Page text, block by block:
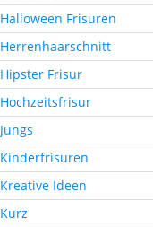
Halloween Frisuren
Herrenhaarschnitt
Hipster Frisur
Hochzeitsfrisur
Jungs
Kinderfrisuren
Kreative Ideen
Kurz